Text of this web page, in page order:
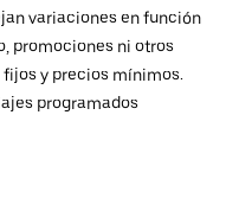
variaciones en función
promociones ni otros
y precios mínimos.
programados